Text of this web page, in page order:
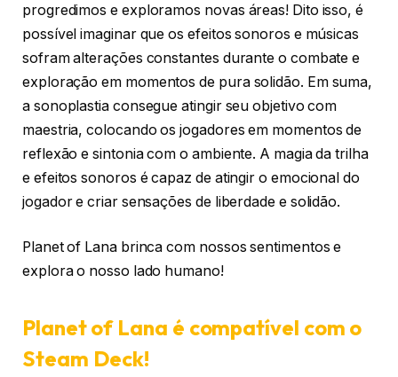
progredimos e exploramos novas áreas! Dito isso, é
possível imaginar que os efeitos sonoros e músicas
sofram alterações constantes durante o combate e
exploração em momentos de pura solidão. Em suma,
a sonoplastia consegue atingir seu objetivo com
maestria, colocando os jogadores em momentos de
reflexão e sintonia com o ambiente. A magia da trilha
e efeitos sonoros é capaz de atingir o emocional do
jogador e criar sensações de liberdade e solidão.
Planet of Lana brinca com nossos sentimentos e
explora o nosso lado humano!
Planet of Lana é compatível com o
Steam Deck!